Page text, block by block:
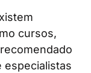
cursos,
especialistas